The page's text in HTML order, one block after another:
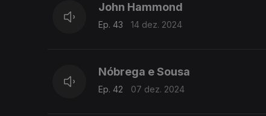
John Hammond
Ep. 43 14 dez. 2024
Nóbrega e Sousa
Ep. 42 07 dez. 2024